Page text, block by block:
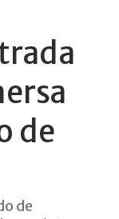
de
de